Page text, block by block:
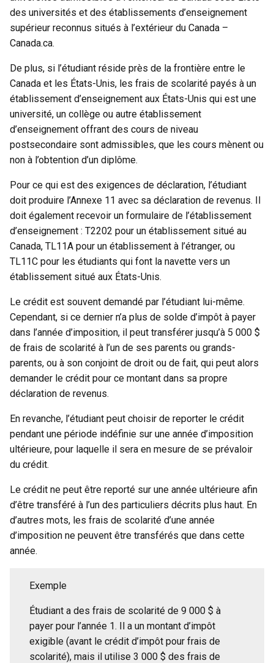
des universités et des établissements d’enseignement
supérieur reconnus situés à l’extérieur du Canada –
Canada.ca.
De plus, si l’étudiant réside près de la frontière entre le
Canada et les États-Unis, les frais de scolarité payés à un
établissement d’enseignement aux États-Unis qui est une
université, un collège ou autre établissement
d’enseignement offrant des cours de niveau
postsecondaire sont admissibles, que les cours mènent ou
non à l’obtention d’un diplôme.
Pour ce qui est des exigences de déclaration, l’étudiant
doit produire l’Annexe 11 avec sa déclaration de revenus. Il
doit également recevoir un formulaire de l’établissement
d’enseignement : T2202 pour un établissement situé au
Canada, TL11A pour un établissement à l’étranger, ou
TL11C pour les étudiants qui font la navette vers un
établissement situé aux États-Unis.
Le crédit est souvent demandé par l’étudiant lui-même.
Cependant, si ce dernier n’a plus de solde d’impôt à payer
dans l’année d’imposition, il peut transférer jusqu’à 5 000 $
de frais de scolarité à l’un de ses parents ou grands-
parents, ou à son conjoint de droit ou de fait, qui peut alors
demander le crédit pour ce montant dans sa propre
déclaration de revenus.
En revanche, l’étudiant peut choisir de reporter le crédit
pendant une période indéfinie sur une année d’imposition
ultérieure, pour laquelle il sera en mesure de se prévaloir
du crédit.
Le crédit ne peut être reporté sur une année ultérieure afin
d’être transféré à l’un des particuliers décrits plus haut. En
d’autres mots, les frais de scolarité d’une année
d’imposition ne peuvent être transférés que dans cette
année.
Exemple
Étudiant a des frais de scolarité de 9 000 $ à
payer pour l’année 1. Il a un montant d’impôt
exigible (avant le crédit d’impôt pour frais de
scolarité), mais il utilise 3 000 $ des frais de